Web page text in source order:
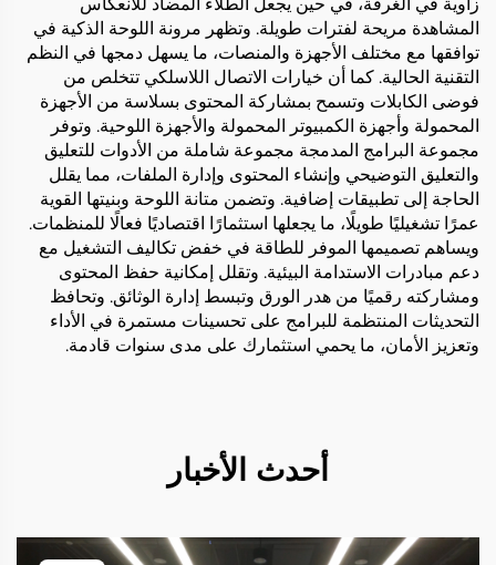
المشاهدة مريحة لفترات طويلة. وتظهر مرونة اللوحة الذكية في
توافقها مع مختلف الأجهزة والمنصات، ما يسهل دمجها في النظم
التقنية الحالية. كما أن خيارات الاتصال اللاسلكي تتخلص من
فوضى الكابلات وتسمح بمشاركة المحتوى بسلاسة من الأجهزة
المحمولة وأجهزة الكمبيوتر المحمولة والأجهزة اللوحية. وتوفر
مجموعة البرامج المدمجة مجموعة شاملة من الأدوات للتعليق
والتعليق التوضيحي وإنشاء المحتوى وإدارة الملفات، مما يقلل
الحاجة إلى تطبيقات إضافية. وتضمن متانة اللوحة وبنيتها القوية
عمرًا تشغيليًا طويلًا، ما يجعلها استثمارًا اقتصاديًا فعالًا للمنظمات.
ويساهم تصميمها الموفر للطاقة في خفض تكاليف التشغيل مع
دعم مبادرات الاستدامة البيئية. وتقلل إمكانية حفظ المحتوى
ومشاركته رقميًا من هدر الورق وتبسط إدارة الوثائق. وتحافظ
التحديثات المنتظمة للبرامج على تحسينات مستمرة في الأداء
وتعزيز الأمان، ما يحمي استثمارك على مدى سنوات قادمة.
أحدث الأخبار